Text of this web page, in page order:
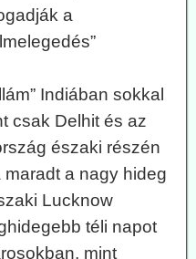
a
Indiában sokkal
csak Delhit és az
északi részén
a nagy hideg
Lucknow
téli napot
mint